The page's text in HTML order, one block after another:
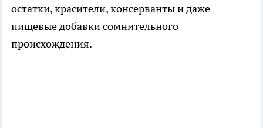
остатки, красители, консерванты и даже
пищевые добавки сомнительного
происхождения.